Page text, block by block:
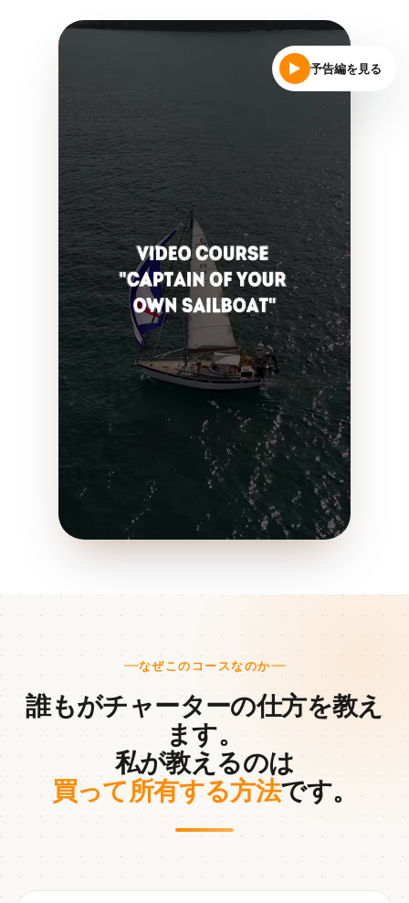
予告編を見る
なぜこのコースなのか
誰もがチャーターの仕方を教え
ます。
私が教えるのは
買って所有する方法です。